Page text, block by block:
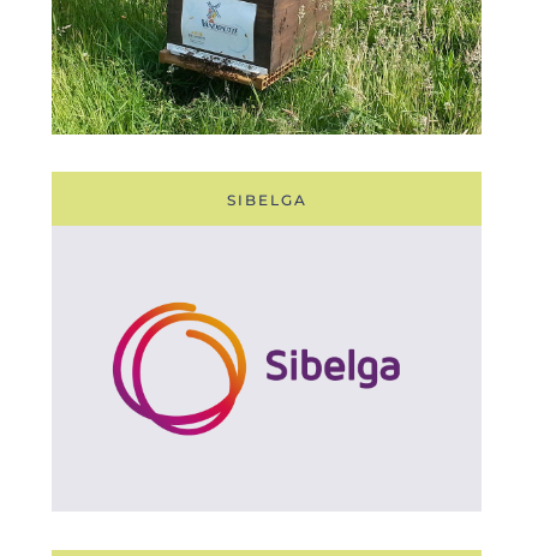
SIBELGA